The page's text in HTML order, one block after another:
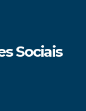
Sociais